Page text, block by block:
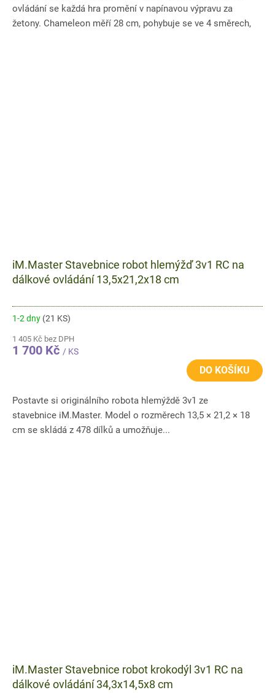
ovládání se každá hra promění v napínavou výpravu za
žetony. Chameleon měří 28 cm, pohybuje se ve 4 směrech,
iM.Master Stavebnice robot hlemýžď 3v1 RC na
dálkové ovládání 13,5x21,2x18 cm
1-2 dny (21 KS)
1 405 Kč bez DPH
1 700 Kč / KS
DO KOŠÍKU
Postavte si originálního robota hlemýždě 3v1 ze
stavebnice iM.Master. Model o rozměrech 13,5 × 21,2 × 18
cm se skládá z 478 dílků a umožňuje...
iM.Master Stavebnice robot krokodýl 3v1 RC na
dálkové ovládání 34,3x14,5x8 cm